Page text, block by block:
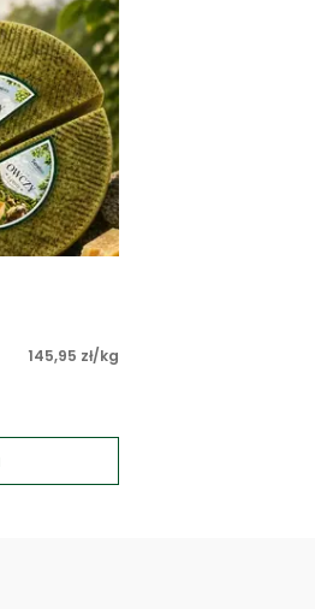
145,95 zł/kg